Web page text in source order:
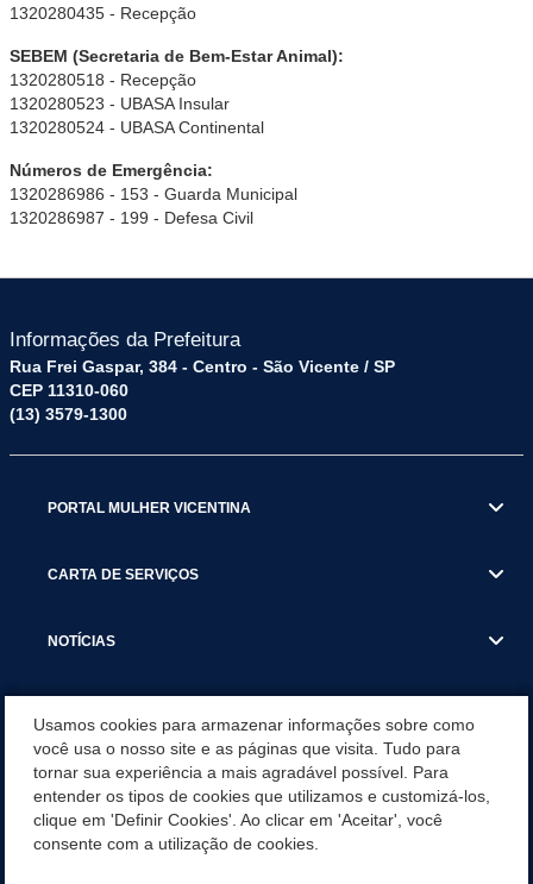
1320280435 - Recepção
SEBEM (Secretaria de Bem-Estar Animal):
1320280518 - Recepção
1320280523 - UBASA Insular
1320280524 - UBASA Continental
Números de Emergência:
1320286986 - 153 - Guarda Municipal
1320286987 - 199 - Defesa Civil
Informações da Prefeitura
Rua Frei Gaspar, 384 - Centro - São Vicente / SP
CEP 11310-060
(13) 3579-1300
PORTAL MULHER VICENTINA
CARTA DE SERVIÇOS
NOTÍCIAS
VISITE SÃO VICENTE
INSTITUCIONAL
Usamos cookies para armazenar informações sobre como
você usa o nosso site e as páginas que visita. Tudo para
tornar sua experiência a mais agradável possível. Para
entender os tipos de cookies que utilizamos e customizá-los,
clique em 'Definir Cookies'. Ao clicar em 'Aceitar', você
consente com a utilização de cookies.